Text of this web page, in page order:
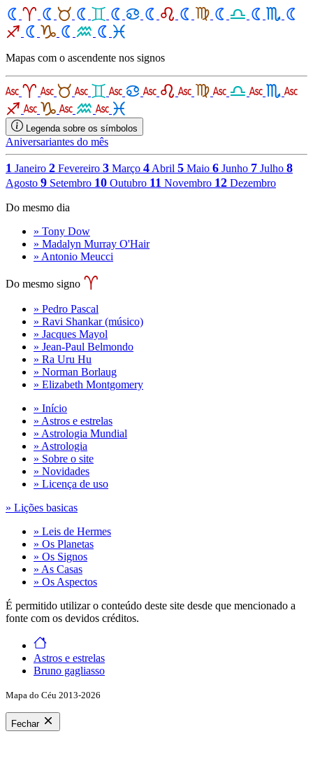
Mapas com o ascendente nos signos
Legenda sobre os símbolos
Aniversariantes do mês
1 Janeiro 2 Fevereiro 3 Março 4 Abril 5 Maio 6 Junho 7 Julho 8
Agosto 9 Setembro 10 Outubro 11 Novembro 12 Dezembro
Do mesmo dia
» Tony Dow
» Madalyn Murray O'Hair
» Antonio Meucci
Do mesmo signo
» Pedro Pascal
» Ravi Shankar (músico)
» Jacques Mayol
» Jean-Paul Belmondo
» Ra Uru Hu
» Norman Borlaug
» Elizabeth Montgomery
» Início
» Astros e estrelas
» Astrologia Mundial
» Astrologia
» Sobre o site
» Novidades
» Licença de uso
» Lições basicas
» Leis de Hermes
» Os Planetas
» Os Signos
» As Casas
» Os Aspectos
É permitido utilizar o conteúdo deste site desde que mencionado a
fonte com os devidos créditos.
Astros e estrelas
Bruno gagliasso
Mapa do Céu 2013-2026
Fechar